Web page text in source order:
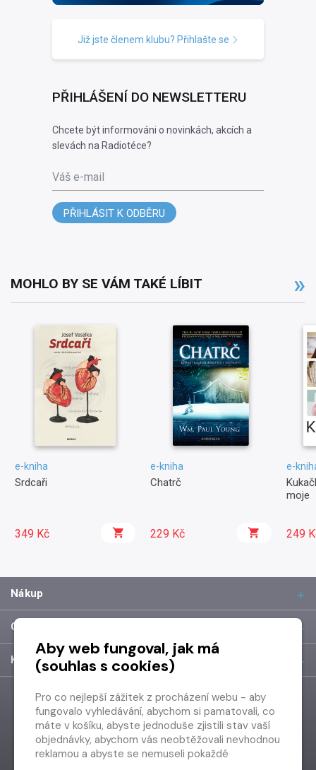
Již jste členem klubu? Přihlašte se
PŘIHLÁŠENÍ DO NEWSLETTERU
Chcete být informováni o novinkách, akcích a
slevách na Radiotéce?
Váš e-mail
PŘIHLÁSIT K ODBĚRU
MOHLO BY SE VÁM TAKÉ LÍBIT
e-kniha
Srdcaři
349 Kč
e-kniha
Chatrč
229 Kč
e-
moje
249
Nákup
O společnosti
Kontakt
Aby web fungoval, jak má
(souhlas s cookies)
Pro co nejlepší zážitek z procházení webu - aby
fungovalo vyhledávání, abychom si pamatovali, co
máte v košíku, abyste jednoduše zjistili stav vaší
objednávky, abychom vás neobtěžovali nevhodnou
reklamou a abyste se nemuseli pokaždé